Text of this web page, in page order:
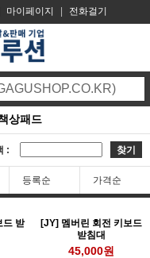
마이페이지 전화걸기
상패드
: 찾기
등록순 가격순
드 받
[JY] 멤버린 회전 키보드
받침대
45,000원